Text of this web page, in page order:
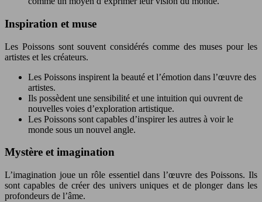
Inspiration et muse
Les Poissons sont souvent considérés comme des muses pour les
artistes et les créateurs.
Les Poissons inspirent la beauté et l’émotion dans l’œuvre des
artistes.
Ils possèdent une sensibilité et une intuition qui ouvrent de
nouvelles voies d’exploration artistique.
Les Poissons sont capables d’inspirer les autres à voir le
monde sous un nouvel angle.
Mystère et imagination
L’imagination joue un rôle essentiel dans l’œuvre des Poissons. Ils
sont capables de créer des univers uniques et de plonger dans les
profondeurs de l’âme.